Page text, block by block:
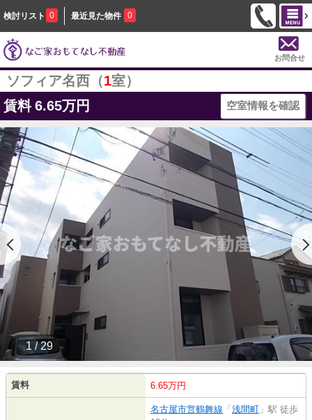
検討リスト 0 最近見た物件 0
お問合せ
ソフィア名西（1室）
賃料 6.65万円 空室情報を確認
1 / 29
賃料 6.65万円
名古屋市営鶴舞線 「 浅間町 」駅 徒歩